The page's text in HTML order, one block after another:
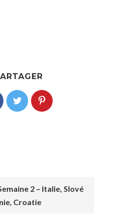
2 – Italie, Slové
nie, Croatie